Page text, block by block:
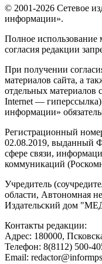
© 2001-2026 Сетевое
информации».
Полное использование
согласия редакции
При получении
материалов сайта, а
отдельных материалов
Internet — гиперссылка)
информации»
Регистрационный
02.08.2019, выданный
сфере связи,
коммуникаций
Учредитель
области, Автономная
Издательский дом
Контакты редакции:
Адреc: 180000,
Телефон: 8(8112) 500-
Email: